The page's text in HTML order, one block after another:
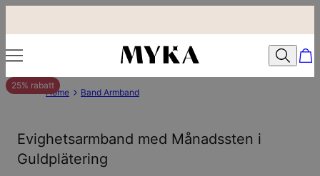
25% rabatt
Home Band Armband
Evighetsarmband med Månadssten i
Guldplätering